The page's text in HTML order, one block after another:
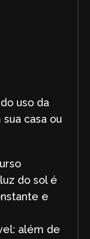
uso da
casa ou
do sol é
e
além de